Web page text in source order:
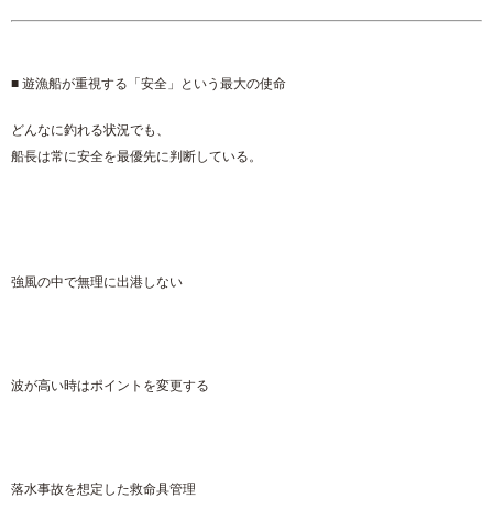
■ 遊漁船が重視する「安全」という最大の使命
どんなに釣れる状況でも、
船長は常に安全を最優先に判断している。
強風の中で無理に出港しない
波が高い時はポイントを変更する
落水事故を想定した救命具管理